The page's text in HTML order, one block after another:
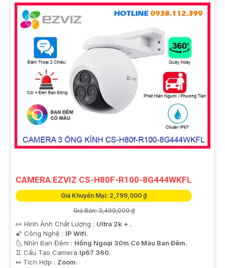
CAMERA EZVIZ CS-H80F-R100-8G444WKFL
Giá Khuyến Mại: 2,799,000 ₫
Giá Bán: 3,499,000 ₫
👀 Hình Ành Chất Lượng : Ultra 2k + .
🌠 Công Nghệ : IP Wifi.
🌜 Nhìn Ban Đêm : Hồng Ngoại 30m Có Màu Ban Ðêm.
♊ Cấu Tạo Camera Ip67 360.
️↭ Tích Hợp : Zoom.